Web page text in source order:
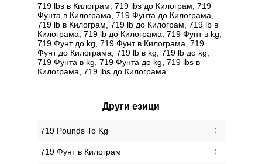
719 lbs в Килограм, 719 lbs до Килограм, 719
Фунтa в Килограмa, 719 Фунтa до Килограмa,
719 lb в Килограм, 719 lb до Килограм, 719 lb в
Килограмa, 719 lb до Килограмa, 719 Фунт в kg,
719 Фунт до kg, 719 Фунт в Килограмa, 719
Фунт до Килограмa, 719 lb в kg, 719 lb до kg,
719 Фунтa в kg, 719 Фунтa до kg, 719 lbs в
Килограмa, 719 lbs до Килограмa
Други езици
‎719 Pounds To Kg
‎719 Фунт в Килограм